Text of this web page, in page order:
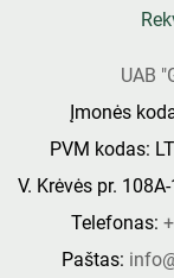
UAB
Įmonės
PVM kodas:
V. Krėvės pr.
Telefonas:
Paštas: